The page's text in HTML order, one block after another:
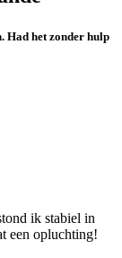
Had het zonder hulp
ik stabiel in
een opluchting!